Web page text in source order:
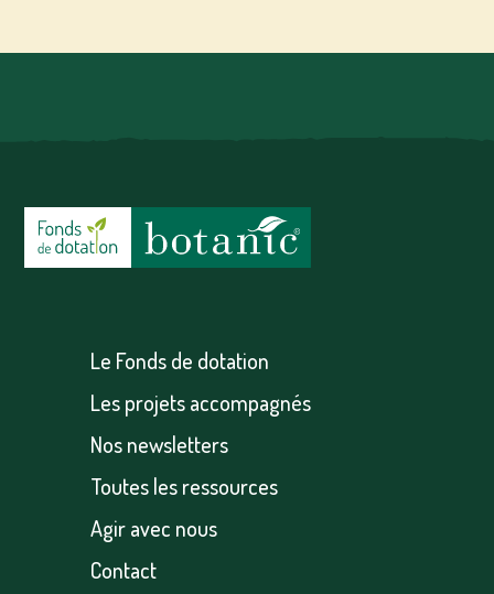
Le Fonds de dotation
Les projets accompagnés
Nos newsletters
Toutes les ressources
Agir avec nous
Contact